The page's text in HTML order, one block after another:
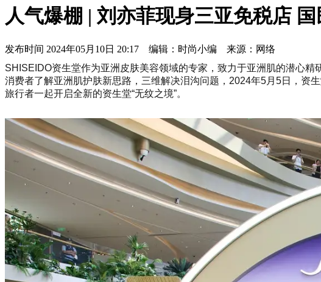
人气爆棚 | 刘亦菲现身三亚免税店
发布时间 2024年05月10日 20:17 编辑：时尚小编 来源：网络
SHISEIDO资生堂作为亚洲皮肤美容领域的专家，致力于亚洲肌的潜心
消费者了解亚洲肌护肤新思路，三维解决泪沟问题，2024年5月5日，
旅行者一起开启全新的资生堂“无纹之境”。